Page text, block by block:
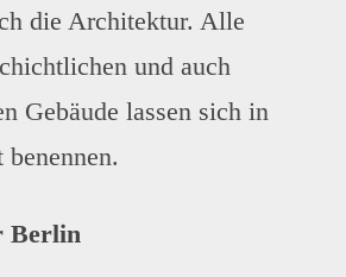
die Architektur. Alle
und auch
Gebäude lassen sich in
Berlin